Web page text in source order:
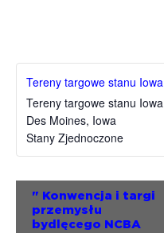
Tereny targowe stanu Iowa
Tereny targowe stanu Iowa
Des Moines, Iowa
Stany Zjednoczone
Wydarzenie
Nawigacja
" Konwencja i targi
przemysłu
bydlęcego NCBA